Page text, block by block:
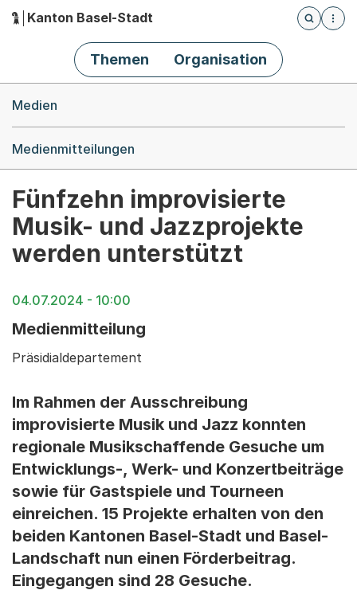
Hauptnavigation
Kanton Basel-Stadt
Öffnet
Themen Organisation
Medien
Medienmitteilungen
Fünfzehn improvisierte
Musik- und Jazzprojekte
werden unterstützt
04.07.2024 - 10:00
Medienmitteilung
Präsidialdepartement
Im Rahmen der Ausschreibung
improvisierte Musik und Jazz konnten
regionale Musikschaffende Gesuche um
Entwicklungs-, Werk- und Konzertbeiträge
sowie für Gastspiele und Tourneen
einreichen. 15 Projekte erhalten von den
beiden Kantonen Basel-Stadt und Basel-
Landschaft nun einen Förderbeitrag.
Eingegangen sind 28 Gesuche.